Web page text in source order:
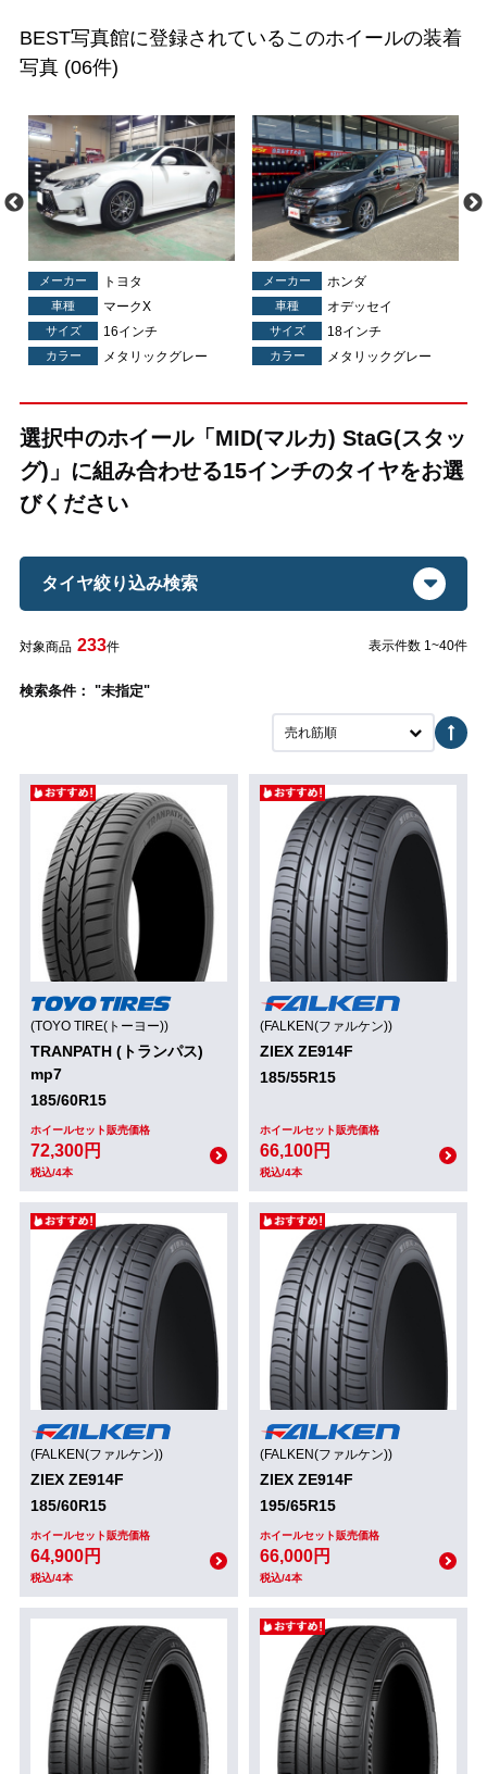
BEST写真館に登録されているこのホイールの装着
写真(06件)
メーカー トヨタ
車種 マークX
サイズ 16インチ
カラー メタリックグレー
メーカー ホンダ
車種 オデッセイ
サイズ 18インチ
カラー メタリックグレー
選択中のホイール「MID(マルカ) StaG(スタッ
グ)」に組み合わせる15インチのタイヤをお選
びください
タイヤ絞り込み検索
対象商品 233件 表示件数 1~40件
検索条件： "未指定"
売れ筋順
(TOYO TIRE(トーヨー))
TRANPATH (トランパス)
mp7
185/60R15
ホイールセット販売価格
72,300円
税込/4本
(FALKEN(ファルケン))
ZIEX ZE914F
185/55R15
ホイールセット販売価格
66,100円
税込/4本
(FALKEN(ファルケン))
ZIEX ZE914F
185/60R15
ホイールセット販売価格
64,900円
税込/4本
(FALKEN(ファルケン))
ZIEX ZE914F
195/65R15
ホイールセット販売価格
66,000円
税込/4本